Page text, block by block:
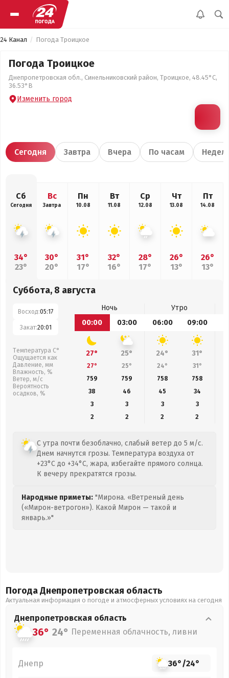
24 Канал Погода Троицкое
Погода Троицкое
Днепропетровская обл., Синельниковский район, Троицкое, 48.45°С,
36.53°В
Изменить город
Сегодня Завтра Вчера По часам
Сб
Сегодня
34°
23°
Вс
Завтра
30°
20°
Пн
10.08
31°
17°
Вт
11.08
32°
16°
Ср
12.08
28°
17°
Чт
13.08
26°
13°
Пт
14.08
26°
13°
Суббота, 8 августа
Восход:05:17
Закат:20:01
Температура С°
Ощущается как
Давление, мм
Влажность, %
Ветер, м/с
Вероятность
осадков, %
Ночь
Утро
00:00
03:00 06:00 09:00
27° 25° 24° 31°
27° 25° 24° 31°
759
759 758 758
38
46 45 34
3
3 3
3
2
2 2 2
С утра почти безоблачно, слабый ветер до 5 м/с.
Днем начнутся грозы. Температура воздуха от
+23°C до +34°C, жара, избегайте прямого солнца.
К вечеру прекратятся грозы.
Народные приметы: "Мирона. «Ветреный день
(«Мирон-ветрогон»). Какой Мирон — такой и
январь.»"
Погода Днепропетровская область
Актуальная информация о погоде и атмосферных условиях на сегодня
Днепропетровская область
36° 24° Переменная облачность, ливни
Днепр 36°/24°